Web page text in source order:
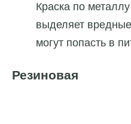
Краска по
выделяет
могут попасть в
Резиновая